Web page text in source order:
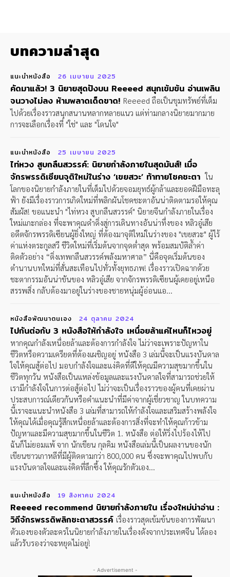
บทความล่าสุด
แนะนำหนังสือ 26 เมษายน 2025
คัดมาแล้ว! 3 นิยายสุดปังบน Reeeed สนุกเข้มข้น อ่านเพลิน
จนวางไม่ลง ห้ามพลาดเด็ดขาด! Reeeed ถือเป็นขุมทรัพย์ที่เต็ม
ไปด้วยเรื่องราวสนุกสนานหลากหลายแนว แต่ท่ามกลางนิยายมากมาย
การจะเลือกเรื่องที่ "ใช่" และ "โดนใจ"
แนะนำหนังสือ 25 เมษายน 2025
ไท่หวง สูบกลืนสวรรค์: นิยายกำลังภายในสุดมันส์! เมื่อ
จักรพรรดิเซียนจุติใหม่ในร่าง ‘เขยสวะ’ ท้าทายโชคชะตา ใน
โลกของนิยายกำลังภายในที่เต็มไปด้วยจอมยุทธ์ผู้กล้าและยอดฝีมือทะลุ
ฟ้า ยังมีเรื่องราวการเกิดใหม่ที่พลิกผันโชคชะตาอันน่าติดตามรอให้คุณ
สัมผัส! ขอแนะนำ "ไท่หวง สูบกลืนสวรรค์" นิยายจีนกำลังภายในเรื่อง
ใหม่แกะกล่อง ที่จะพาคุณดำดิ่งสู่การเดินทางอันน่าทึ่งของ หลิวอู๋เสีย
อดีตจักรพรรดิเซียนผู้ยิ่งใหญ่ ที่ต้องมาจุติใหม่ในร่างของ "เขยสวะ" ผู้ไร้
ค่าแห่งตระกูลสวี ชีวิตใหม่ที่เริ่มต้นจากจุดต่ำสุด พร้อมสมบัติล้ำค่า
ติดตัวอย่าง “ติ่งเทพกลืนสวรรค์พลังมหาศาล” นี่คือจุดเริ่มต้นของ
ตำนานบทใหม่ที่สั่นสะเทือนไปทั่วทั้งยุทธภพ! เรื่องราวเปิดฉากด้วย
ชะตากรรมอันน่าขันของ หลิวอู๋เสีย จากจักรพรรดิเซียนผู้เคยอยู่เหนือ
สรรพสิ่ง กลับต้องมาอยู่ในร่างของชายหนุ่มผู้อ่อนแอ...
หนังสือพัฒนาตนเอง 24 ตุลาคม 2024
ไปกันต่อกับ 3 หนังสือให้กำลังใจ เหนื่อยล้าแค่ไหนก็ไหวอยู่
หากคุณกำลังเหนื่อยล้าและต้องการกำลังใจ ไม่ว่าจะเพราะปัญหาใน
ชีวิตหรือความเครียดที่ต้องเผชิญอยู่ หนังสือ 3 เล่มนี้จะเป็นแรงบันดาล
ใจให้คุณสู้ต่อไป มอบกำลังใจและแง่คิดที่ดีให้คุณมีความสุขมากขึ้นใน
ชีวิตทุกวัน หนังสือเป็นแหล่งข้อมูลและแรงบันดาลใจที่สามารถช่วยให้
เรามีกำลังใจในการต่อสู้ต่อไป ไม่ว่าจะเป็นเรื่องราวของผู้คนที่เคยผ่าน
ประสบการณ์เดียวกันหรือคำแนะนำที่มีค่าจากผู้เชี่ยวชาญ ในบทความ
นี้เราจะแนะนำหนังสือ 3 เล่มที่สามารถให้กำลังใจและเสริมสร้างพลังใจ
ให้คุณได้เมื่อคุณรู้สึกเหนื่อยล้าและต้องการสิ่งที่จะทำให้คุณก้าวข้าม
ปัญหาและมีความสุขมากขึ้นในชีวิต 1. หนังสือ ต่อให้วิ่งไปร้องไห้ไป
ฉันก็ไม่ยอมแพ้ จาก นักเขียน กุลคิม หนังสือเล่มนี้เป็นผลงานของนัก
เขียนชาวเกาหลีที่มีผู้ติดตามกว่า 800,000 คน ซึ่งจะพาคุณไปพบกับ
แรงบันดาลใจและแง่คิดที่ลึกซึ้ง ให้คุณรักตัวเอง...
แนะนำหนังสือ 19 สิงหาคม 2024
Reeeed recommend นิยายกำลังภายใน เรื่องใหม่น่าอ่าน :
วิถีจักรพรรดิพลิกชะตาสวรรค์ เรื่องราวสุดเข้มข้นของการพัฒนา
ตัวเองของตัวละครในนิยายกำลังภายในเรื่องดังจากประเทศจีน ได้ลอง
แล้วรับรองว่าจะหยุดไม่อยู่!
- Advertisement -